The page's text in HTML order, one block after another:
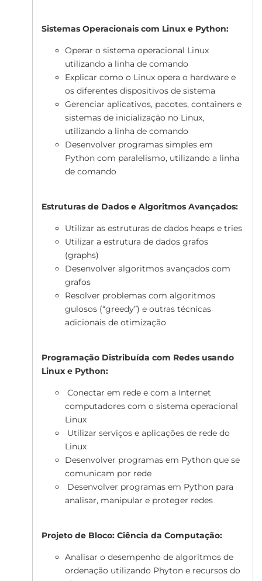
Sistemas Operacionais com Linux e Python:
Operar o sistema operacional Linux
utilizando a linha de comando
Explicar como o Linux opera o hardware e
os diferentes dispositivos de sistema
Gerenciar aplicativos, pacotes, containers e
sistemas de inicialização no Linux,
utilizando a linha de comando
Desenvolver programas simples em
Python com paralelismo, utilizando a linha
de comando
Estruturas de Dados e Algoritmos Avançados:
Utilizar as estruturas de dados heaps e tries
Utilizar a estrutura de dados grafos
(graphs)
Desenvolver algoritmos avançados com
grafos
Resolver problemas com algoritmos
gulosos (“greedy”) e outras técnicas
adicionais de otimização
Programação Distribuída com Redes usando
Linux e Python:
Conectar em rede e com a Internet
computadores com o sistema operacional
Linux
Utilizar serviços e aplicações de rede do
Linux
Desenvolver programas em Python que se
comunicam por rede
Desenvolver programas em Python para
analisar, manipular e proteger redes
Projeto de Bloco: Ciência da Computação:
Analisar o desempenho de algoritmos de
ordenação utilizando Phyton e recursos do